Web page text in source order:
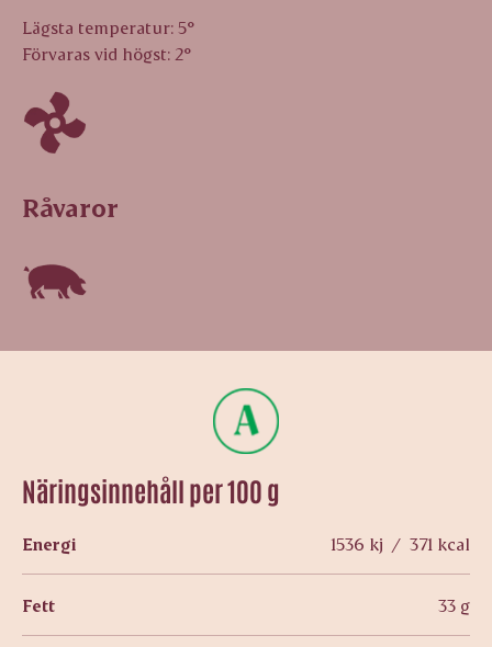
Näringsinnehåll per 100 g
Energi 1536 kj / 371 kcal
Fett 33 g
Lägsta temperatur: 5°
Förvaras vid högst: 2°
Råvaror